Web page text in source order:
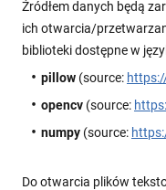
Źródłem danych będą
ich otwarcia/
biblioteki dostępne w
pillow (source:
opencv (source:
numpy (source:
Do otwarcia plików